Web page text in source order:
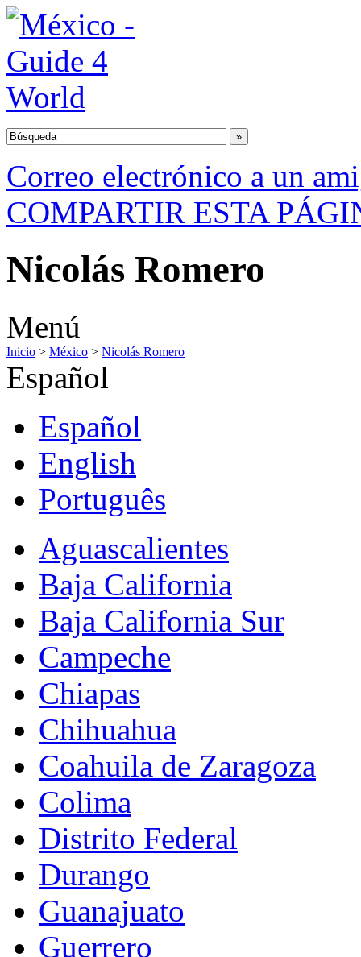
Correo electrónico a un
COMPARTIR ESTA
Nicolás Romero
Menú
Inicio > México > Nicolás Romero
Español
Español
English
Português
Aguascalientes
Baja California
Baja California Sur
Campeche
Chiapas
Chihuahua
Coahuila de Zaragoza
Colima
Distrito Federal
Durango
Guanajuato
Guerrero